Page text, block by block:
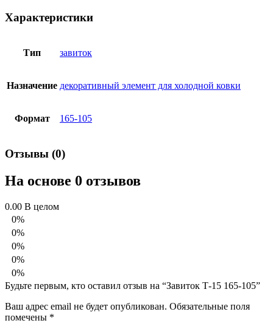
Характеристики
Тип завиток
Назначение декоративный элемент для холодной ковки
Формат 165-105
Отзывы (0)
На основе 0 отзывов
0.00 В целом
0%
0%
0%
0%
0%
Будьте первым, кто оставил отзыв на “Завиток Т-15 165-105”
Ваш адрес email не будет опубликован. Обязательные поля
помечены *